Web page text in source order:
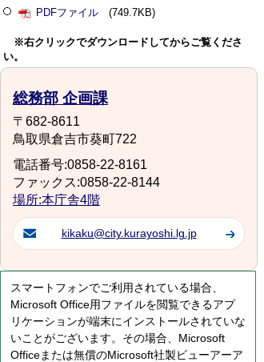
PDFファイル (749.7KB)
※右クリックでダウンロードしてからご覧くださ
い。
総務部 企画課
〒682-8611
鳥取県倉吉市葵町722
電話番号:0858-22-8161
ファックス:0858-22-8144
場所:本庁舎4階
kikaku@city.kurayoshi.lg.jp
スマートフォンでご利用されている場合、
Microsoft Office用ファイルを閲覧できるアプ
リケーションが端末にインストールされていな
いことがございます。その場合、Microsoft
Officeまたは無償のMicrosoft社製ビューアーア